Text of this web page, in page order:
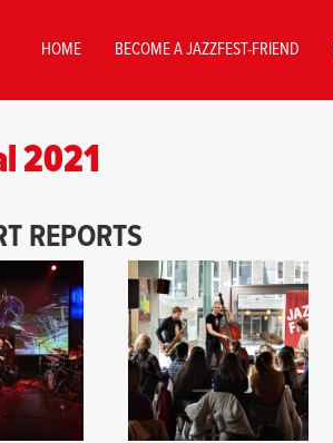
HOME BECOME A JAZZFEST-FRIEND
2021
REPORTS